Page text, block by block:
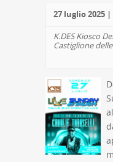
27 luglio 2025 |
K.DES Kiosco
Castiglione